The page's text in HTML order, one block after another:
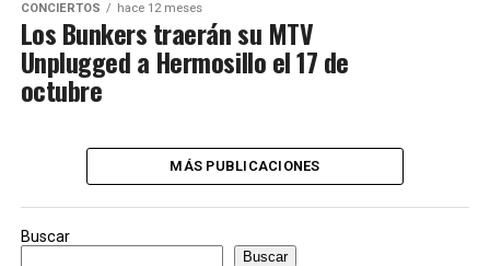
CONCIERTOS hace 12 meses
Los Bunkers traerán su MTV
Unplugged a Hermosillo el 17 de
octubre
MÁS PUBLICACIONES
Buscar
Buscar